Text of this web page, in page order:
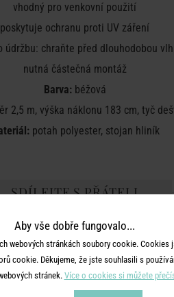
vhodný pro venkovní použití
poskytuje ochranu proti UV záření
údržbu: chraňte před dlouhodobou
nutná částečná montáž
Barva:béžová
2,5 m, výška náklonu 183 cm, tyč
potah polyester, stojan hliník
SDÍLEJTE S PŘÁTELI
Aby vše dobře fungovalo...
webových stránkách soubory cookie.
cookie. Děkujeme, že jste souhlasili s
stránek. Více o cookies si můžete